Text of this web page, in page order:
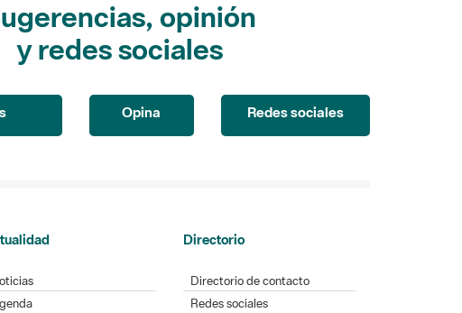
opinión
y redes sociales
Opina Redes sociales
Directorio
Directorio de contacto
Redes sociales